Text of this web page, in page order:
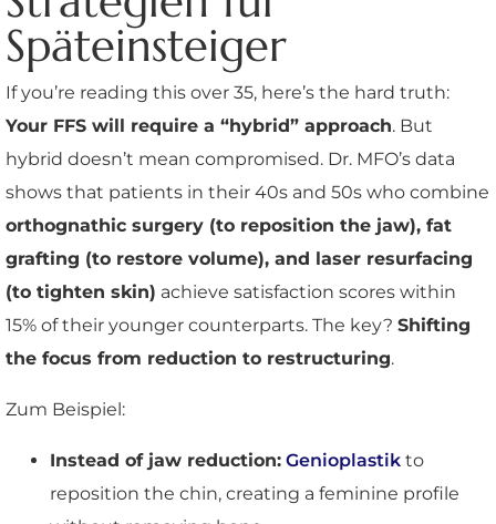
Späteinsteiger
If you’re reading this over 35, here’s the hard truth:
Your FFS will require a “hybrid” approach. But
hybrid doesn’t mean compromised. Dr. MFO’s data
shows that patients in their 40s and 50s who combine
orthognathic surgery (to reposition the jaw), fat
grafting (to restore volume), and laser resurfacing
(to tighten skin) achieve satisfaction scores within
15% of their younger counterparts. The key? Shifting
the focus from reduction to restructuring.
Zum Beispiel:
Instead of jaw reduction: Genioplastik to
reposition the chin, creating a feminine profile